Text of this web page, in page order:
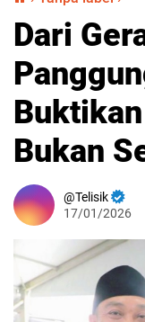
Dari
Bukan
Telisik
17/01/2026